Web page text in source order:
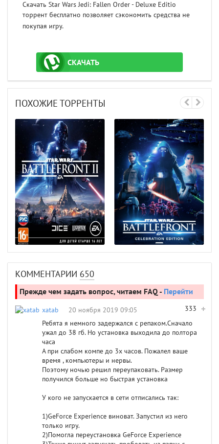
Скачать Star Wars Jedi: Fallen Order - Deluxe Editio
торрент бесплатно позволяет сэкономить средства не
покупая игру.
СКАЧАТЬ
ТОРРЕНТ
ПОХОЖИЕ ТОРРЕНТЫ
КОММЕНТАРИИ 650
Прежде чем задать вопрос, читаем FAQ - Перейти
333
xatab
20 ноября 2019 09:05
Ребята я немного задержался с репаком.Сначало
ужал до 38 гб. Но установка выходила до полтора
часа
А при слабом компе до 3х часов. Пожалел ваше
время , компьютеры и нервы.
Поэтому ночью решил переупаковать. Размер
получился больше но быстрая установка
У кого не запускается в сети отписались так:
1)GeForce Experience виноват. Запустил из него
только игру.
2)Помогла переустановка GeForce Experience